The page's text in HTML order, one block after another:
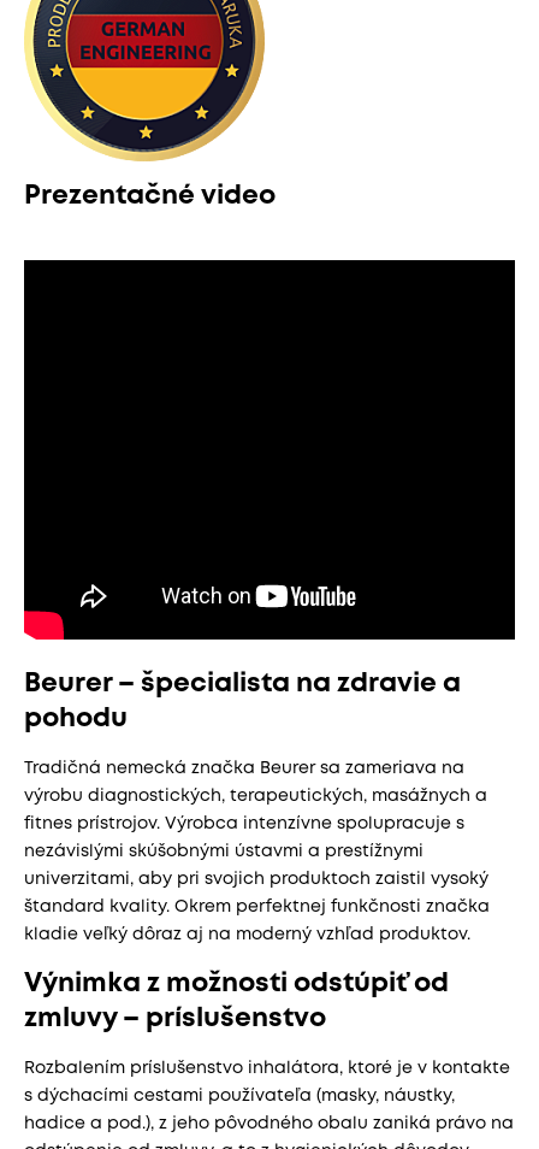
Prezentačné video
Beurer – špecialista na zdravie a
pohodu
Tradičná nemecká značka Beurer sa zameriava na
výrobu diagnostických, terapeutických, masážnych a
fitnes prístrojov. Výrobca intenzívne spolupracuje s
nezávislými skúšobnými ústavmi a prestížnymi
univerzitami, aby pri svojich produktoch zaistil vysoký
štandard kvality. Okrem perfektnej funkčnosti značka
kladie veľký dôraz aj na moderný vzhľad produktov.
Výnimka z možnosti odstúpiť od
zmluvy – príslušenstvo
Rozbalením príslušenstvo inhalátora, ktoré je v kontakte
s dýchacími cestami používateľa (masky, náustky,
hadice a pod.), z jeho pôvodného obalu zaniká právo na